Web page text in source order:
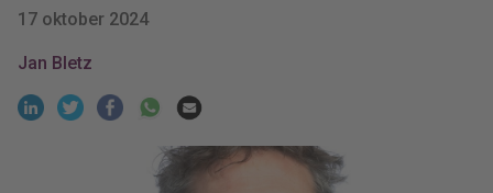
17 oktober 2024
Jan Bletz